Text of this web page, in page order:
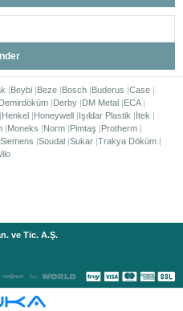
Beybi Beze Bosch Buderus Case
Demirdöküm Derby DM Metal ECA
Henkel Honeywell Işıldar Plastik
İtek
Moneks Norm Pimtaş
Protherm
Siemens Soudal Sukar Trakya Döküm
ve Tic. A.Ş.